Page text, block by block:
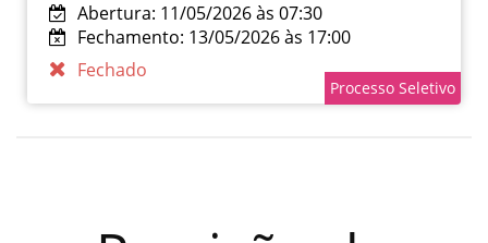
Abertura: 11/05/2026 às 07:30
Fechamento: 13/05/2026 às 17:00
Fechado
Processo Seletivo